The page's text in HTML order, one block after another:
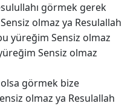
görmek gerek
olmaz ya Resulallah
yüreğim Sensiz olmaz
Sensiz olmaz
görmek bize
olmaz ya Resulallah